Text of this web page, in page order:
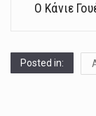
Ο Κάνιε
Posted in: